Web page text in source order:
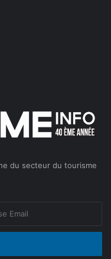
du secteur du tourisme